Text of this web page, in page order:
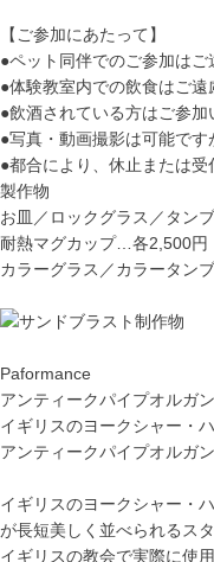
【ご参加にあたって】
●ペット同伴でのご参加はご
●体験教室内での飲食はご遠
●飲酒されている方はご参加
●写真・動画撮影は可能です
●都合により、休止または受
製作物
お皿／ロックグラス／タン
耐熱マグカップ…各2,500円
カラーグラス／カラータン
Paformance
アンティークパイプオルガ
イギリスのヨークシャー・
アンティークパイプオルガ
イギリスのヨークシャー・
が長短美しく並べられるス
イギリスの教会で実際に使